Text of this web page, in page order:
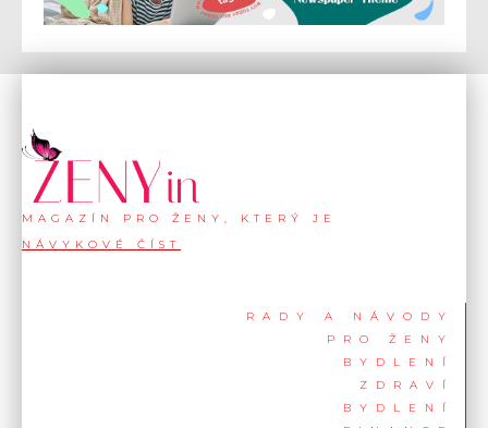
MAGAZÍN PRO ŽENY, KTERÝ JE
NÁVYKOVÉ ČÍST
RADY A NÁVODY
PRO ŽENY
BYDLENÍ
ZDRAVÍ
BYDLENÍ